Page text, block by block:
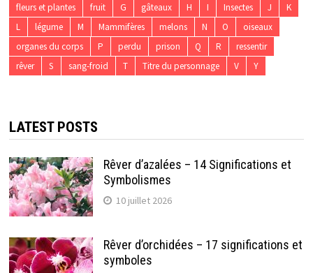
fleurs et plantes
fruit G gâteaux H I Insectes J
K
L
légume M Mammifères melons N O
oiseaux
organes du corps
P perdu prison Q R
ressentir
rêver
S sang-froid T Titre du personnage V Y
LATEST POSTS
Rêver d’azalées – 14 Significations et
Symbolismes
10 juillet 2026
Rêver d’orchidées – 17 significations et
symboles